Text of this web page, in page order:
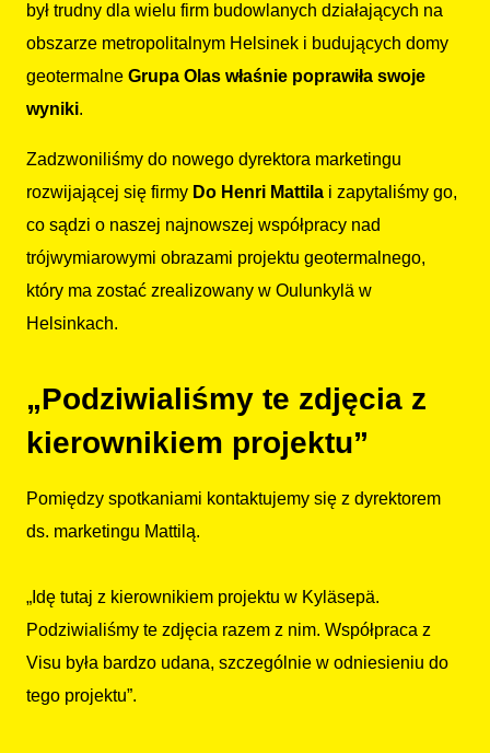
był trudny dla wielu firm budowlanych działających na
obszarze metropolitalnym Helsinek i budujących domy
geotermalne Grupa Olas właśnie poprawiła swoje
wyniki.
Zadzwoniliśmy do nowego dyrektora marketingu
rozwijającej się firmy Do Henri Mattila i zapytaliśmy go,
co sądzi o naszej najnowszej współpracy nad
trójwymiarowymi obrazami projektu geotermalnego,
który ma zostać zrealizowany w Oulunkylä w
Helsinkach.
„Podziwialiśmy te zdjęcia z
kierownikiem projektu”
Pomiędzy spotkaniami kontaktujemy się z dyrektorem
ds. marketingu Mattilą.
„Idę tutaj z kierownikiem projektu w Kyläsepä.
Podziwialiśmy te zdjęcia razem z nim. Współpraca z
Visu była bardzo udana, szczególnie w odniesieniu do
tego projektu”.